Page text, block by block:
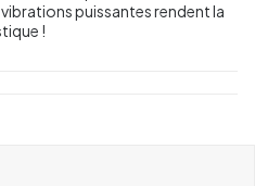
puissantes rendent la
!